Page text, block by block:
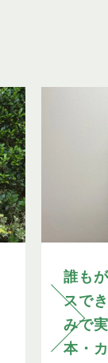
誰も
スで
みで
本・